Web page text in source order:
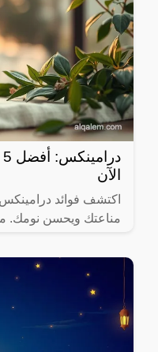
الآن
اكتشف فوائد
مناعتك ويحسن نومك.